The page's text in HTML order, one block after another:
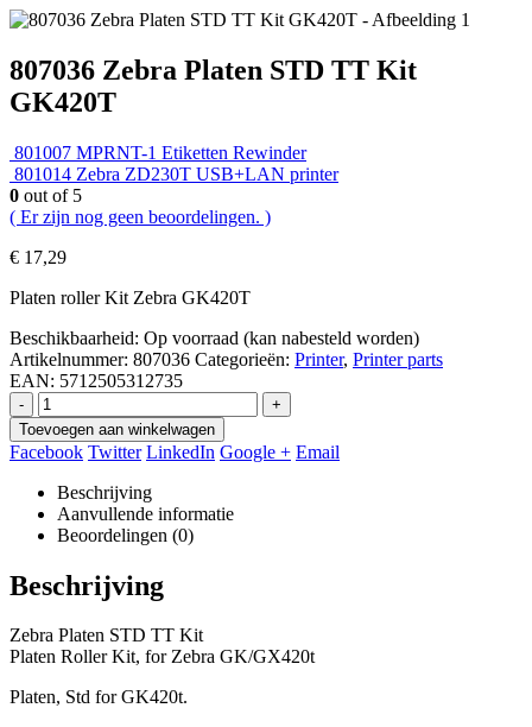
807036 Zebra Platen STD TT Kit
GK420T
801007 MPRNT-1 Etiketten Rewinder
801014 Zebra ZD230T USB+LAN printer
0 out of 5
( Er zijn nog geen beoordelingen. )
€ 17,29
Platen roller Kit Zebra GK420T
Beschikbaarheid: Op voorraad (kan nabesteld worden)
Artikelnummer: 807036 Categorieën: Printer, Printer parts
EAN: 5712505312735
-
+
Toevoegen aan winkelwagen
Facebook Twitter LinkedIn Google + Email
Beschrijving
Aanvullende informatie
Beoordelingen (0)
Beschrijving
Zebra Platen STD TT Kit
Platen Roller Kit, for Zebra GK/GX420t
Platen, Std for GK420t.